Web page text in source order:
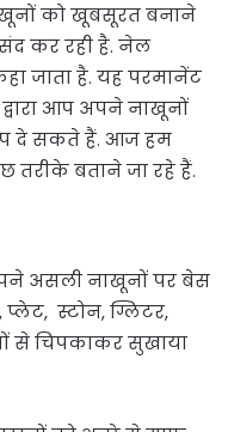
को खूबसूरत बनाने
कर रही है. नेल
जाता है. यह परमानेंट
आप अपने नाखूनों
दे सकते हैं. आज हम
बताने जा रहे हैं.
असली नाखूनों पर बेस
स्टोन, ग्लिटर,
से चिपकाकर सुखाया